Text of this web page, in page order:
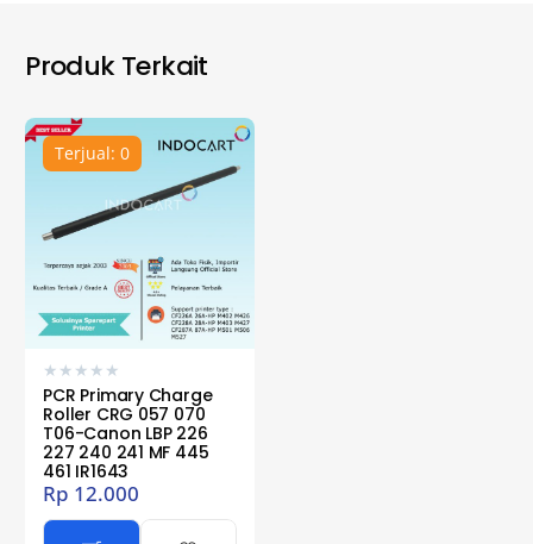
Produk Terkait
Terjual: 0
★ ★ ★ ★ ★
PCR Primary Charge
Roller CRG 057 070
T06-Canon LBP 226
227 240 241 MF 445
461 IR1643
Rp 12.000